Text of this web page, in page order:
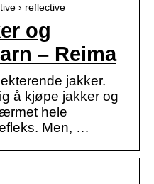
› reflective
og
– Reima
jakker.
å kjøpe jakker og
hele
Men, …